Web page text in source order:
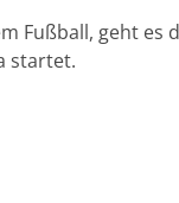
Fußball, geht
startet.